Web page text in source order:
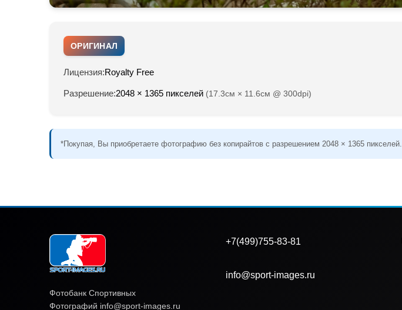
ОРИГИНАЛ
Лицензия:Royalty Free
Разрешение:2048 × 1365 пикселей (17.3см × 11.6см @ 300dpi)
*Покупая, Вы приобретаете фотографию без копирайтов с разрешением 2048 × 1365 пикселей.
Фотобанк Спортивных
Фотографий info@sport-images.ru
+7(499)755-83-81
info@sport-images.ru